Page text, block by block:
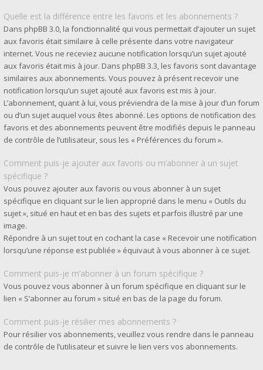
Quelle est la différence entre les favoris et les abonnements ?
Dans phpBB 3.0, la fonctionnalité qui vous permettait d’ajouter un sujet
aux favoris était similaire à celle présente dans votre navigateur
internet. Vous ne receviez aucune notification lorsqu’un sujet ajouté
aux favoris était mis à jour. Dans phpBB 3.3, les favoris sont davantage
similaires aux abonnements. Vous pouvez à présent recevoir une
notification lorsqu’un sujet ajouté aux favoris est mis à jour.
L’abonnement, quant à lui, vous préviendra de la mise à jour d’un forum
ou d’un sujet auquel vous êtes abonné. Les options de notification des
favoris et des abonnements peuvent être modifiés depuis le panneau
de contrôle de l’utilisateur, sous les « Préférences du forum ».
Comment puis-je ajouter aux favoris ou m’abonner à un sujet
spécifique ?
Vous pouvez ajouter aux favoris ou vous abonner à un sujet
spécifique en cliquant sur le lien approprié dans le menu « Outils du
sujet », situé en haut et en bas des sujets et parfois illustré par une
image.
Répondre à un sujet tout en cochant la case « Recevoir une notification
lorsqu’une réponse est publiée » équivaut à vous abonner à ce sujet.
Comment puis-je m’abonner à un forum spécifique ?
Vous pouvez vous abonner à un forum spécifique en cliquant sur le
lien « S’abonner au forum » situé en bas de la page du forum.
Comment puis-je résilier mes abonnements ?
Pour résilier vos abonnements, veuillez vous rendre dans le panneau
de contrôle de l’utilisateur et suivre le lien vers vos abonnements.